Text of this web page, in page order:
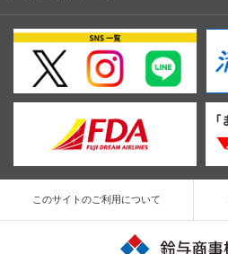
このサイトのご利用について